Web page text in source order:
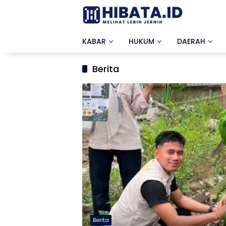
KABAR HUKUM DAERAH
Berita
Berita